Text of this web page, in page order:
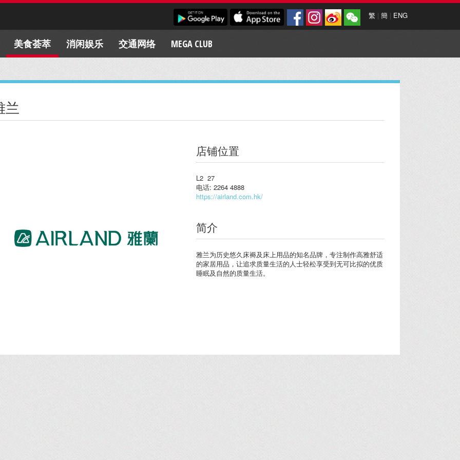
繁 | 簡 | ENG
美食荟萃 消闲娱乐 交通网络 MEGA CLUB
兰
店铺位置
L2 27
电话: 2264 4888
https://airland.com.hk/
简介
雅兰为历史悠久床褥及床上用品的知名品牌，专注制作高雅舒适
的家居用品，让追求质量生活的人士轻松享受到无可比拟的优质
睡眠及自然的质量生活。